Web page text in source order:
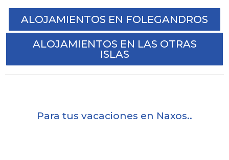
ALOJAMIENTOS EN FOLEGANDROS
ALOJAMIENTOS EN LAS OTRAS
ISLAS
Para tus vacaciones en Naxos..